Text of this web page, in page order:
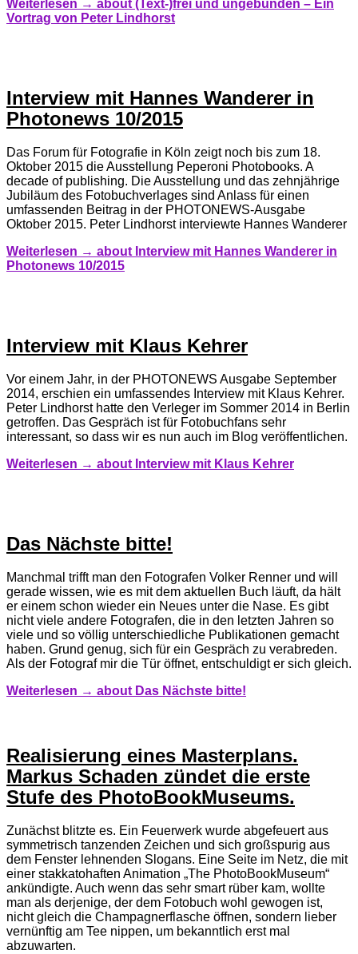
Weiterlesen → about (Text-)frei und ungebunden – Ein
Vortrag von Peter Lindhorst
Interview mit Hannes Wanderer in
Photonews 10/2015
Das Forum für Fotografie in Köln zeigt noch bis zum 18.
Oktober 2015 die Ausstellung Peperoni Photobooks. A
decade of publishing. Die Ausstellung und das zehnjährige
Jubiläum des Fotobuchverlages sind Anlass für einen
umfassenden Beitrag in der PHOTONEWS-Ausgabe
Oktober 2015. Peter Lindhorst interviewte Hannes Wanderer
Weiterlesen → about Interview mit Hannes Wanderer in
Photonews 10/2015
Interview mit Klaus Kehrer
Vor einem Jahr, in der PHOTONEWS Ausgabe September
2014, erschien ein umfassendes Interview mit Klaus Kehrer.
Peter Lindhorst hatte den Verleger im Sommer 2014 in Berlin
getroffen. Das Gespräch ist für Fotobuchfans sehr
interessant, so dass wir es nun auch im Blog veröffentlichen.
Weiterlesen → about Interview mit Klaus Kehrer
Das Nächste bitte!
Manchmal trifft man den Fotografen Volker Renner und will
gerade wissen, wie es mit dem aktuellen Buch läuft, da hält
er einem schon wieder ein Neues unter die Nase. Es gibt
nicht viele andere Fotografen, die in den letzten Jahren so
viele und so völlig unterschiedliche Publikationen gemacht
haben. Grund genug, sich für ein Gespräch zu verabreden.
Als der Fotograf mir die Tür öffnet, entschuldigt er sich gleich.
Weiterlesen → about Das Nächste bitte!
Realisierung eines Masterplans.
Markus Schaden zündet die erste
Stufe des PhotoBookMuseums.
Zunächst blitzte es. Ein Feuerwerk wurde abgefeuert aus
symmetrisch tanzenden Zeichen und sich großspurig aus
dem Fenster lehnenden Slogans. Eine Seite im Netz, die mit
einer stakkatohaften Animation „The PhotoBookMuseum“
ankündigte. Auch wenn das sehr smart rüber kam, wollte
man als derjenige, der dem Fotobuch wohl gewogen ist,
nicht gleich die Champagnerflasche öffnen, sondern lieber
vernünftig am Tee nippen, um bekanntlich erst mal
abzuwarten.